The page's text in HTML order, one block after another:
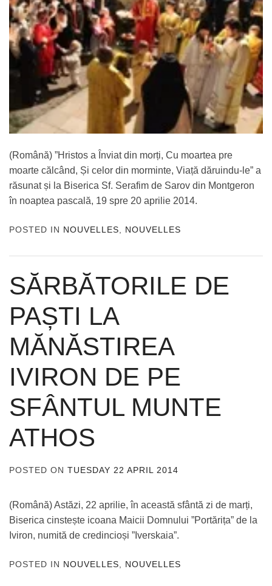
(Română) ”Hristos a Înviat din morți, Cu moartea pre
moarte călcând, Și celor din morminte, Viață dăruindu-le” a
răsunat și la Biserica Sf. Serafim de Sarov din Montgeron
în noaptea pascală, 19 spre 20 aprilie 2014.
POSTED IN NOUVELLES NOUVELLES
SĂRBĂTORILE DE
PAȘTI LA
MĂNĂSTIREA
IVIRON DE PE
SFÂNTUL MUNTE
ATHOS
POSTED ON TUESDAY 22 APRIL 2014
(Română) Astăzi, 22 aprilie, în această sfântă zi de marți,
Biserica cinstește icoana Maicii Domnului ”Portărița” de la
Iviron, numită de credincioși ”Iverskaia”.
POSTED IN NOUVELLES NOUVELLES